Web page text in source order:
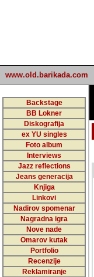
www.old.barikada.com
Backstage
BB Lokner
Diskografija
ex YU singles
Foto album
Interviews
Jazz reflections
Jeans generacija
Knjiga
Linkovi
Nadirov spomenar
Nagradna igra
Nove nade
Omarov kutak
Portfolio
Recenzije
Reklamiranje